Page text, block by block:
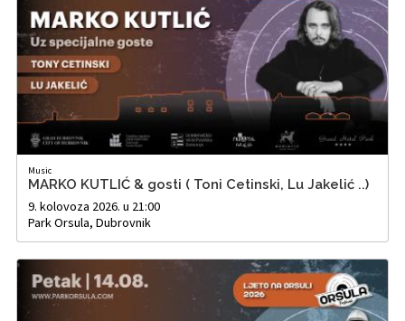
Music
MARKO KUTLIĆ & gosti ( Toni Cetinski, Lu Jakelić ..)
9. kolovoza 2026. u 21:00
Park Orsula, Dubrovnik